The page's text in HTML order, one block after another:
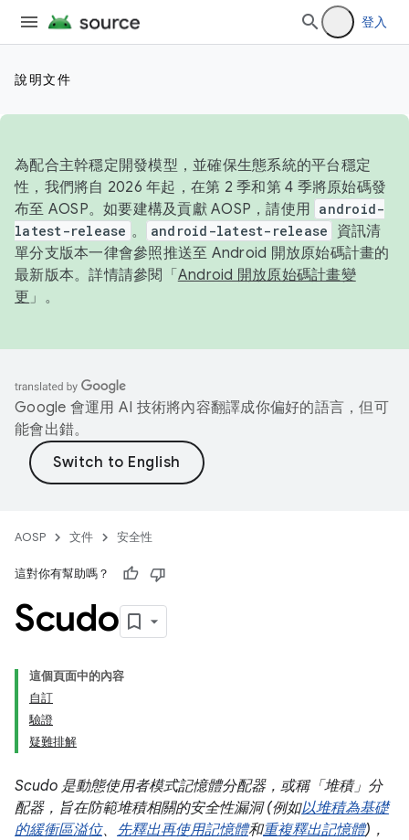
登入
說明文件
為配合主幹穩定開發模型，並確保生態系統的平台穩定
性，我們將自 2026 年起，在第 2 季和第 4 季將原始碼發
布至 AOSP。如要建構及貢獻 AOSP，請使用 android-
latest-release 。 android-latest-release
資訊清
單分支版本一律會參照推送至 Android 開放原始碼計畫的
最新版本。詳情請參閱「 Android 開放原始碼計畫變
更 」。
Google 會運用 AI 技術將內容翻譯成你偏好的語言，但可
能會出錯。
AOSP 文件 安全性
這對你有幫助嗎？
Scudo
這個頁面中的內容
自訂
驗證
疑難排解
Scudo 是動態使用者模式記憶體分配器，或稱「堆積」分
配器，旨在防範堆積相關的安全性漏洞 (例如以堆積為基礎
的緩衝區溢位、 先釋出再使用記憶體和重複釋出記憶體)，